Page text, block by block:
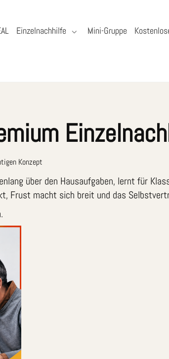
Einzelnachhilfe Mini-Gruppe
Konzept
über den Hausaufgaben, lernt für
Frust macht sich breit und das